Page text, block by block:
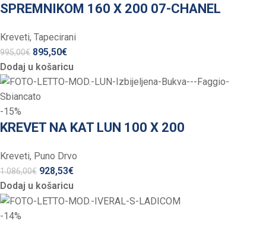
SPREMNIKOM 160 X 200 07-CHANEL
Kreveti, Tapecirani
995,00€ 895,50€
Dodaj u košaricu
-15%
KREVET NA KAT LUN 100 X 200
Kreveti, Puno Drvo
1.086,00€ 928,53€
Dodaj u košaricu
-14%